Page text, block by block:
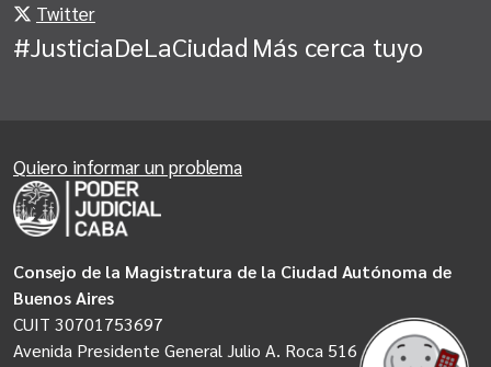
Twitter
#JusticiaDeLaCiudad Más cerca tuyo
Consejo de la Magistratura de la Ciudad Autónoma de
Buenos Aires
CUIT 30701753697
Avenida Presidente General Julio A. Roca 516
Quiero informar un problema